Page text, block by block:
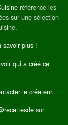
référence les
sur une sélection
savoir plus !
qui a créé ce
le créateur.
sur